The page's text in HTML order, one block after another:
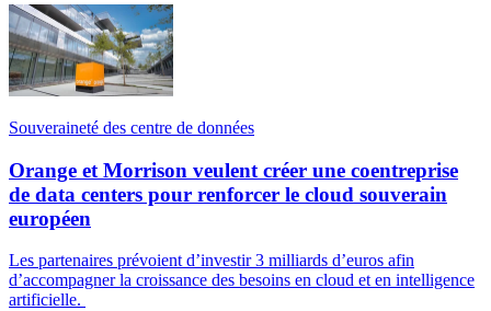
Souveraineté des centre de données
Orange et Morrison veulent créer une coentreprise
de data centers pour renforcer le cloud souverain
européen
Les partenaires prévoient d’investir 3 milliards d’euros afin
d’accompagner la croissance des besoins en cloud et en intelligence
artificielle.